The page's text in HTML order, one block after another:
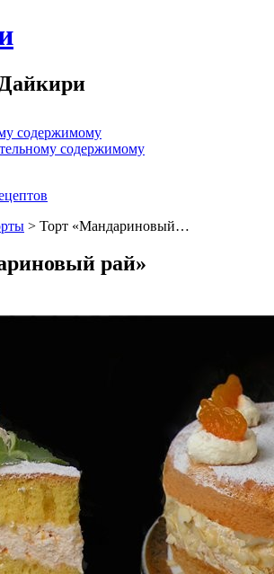
содержимому
содержимому
> Торт «Мандариновый…
рай»